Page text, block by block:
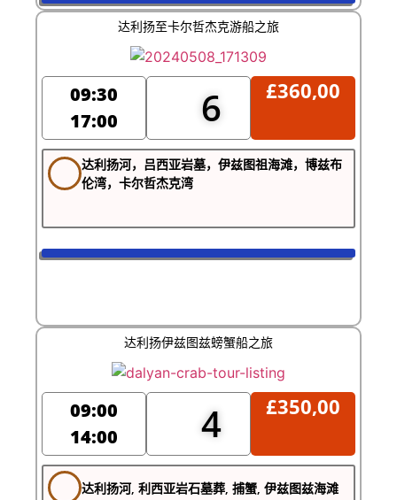
达利扬至卡尔哲杰克游船之旅
09:30
17:00
6 £360,00
达利扬河，吕西亚岩墓，伊兹图祖海滩，博兹布
伦湾，卡尔哲杰克湾
达利扬伊兹图兹螃蟹船之旅
09:00
14:00
4 £350,00
达利扬河, 利西亚岩石墓葬, 捕蟹, 伊兹图兹海滩